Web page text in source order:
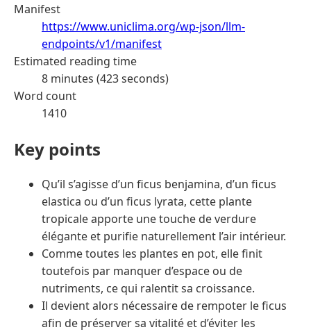
Manifest
https://www.uniclima.org/wp-json/llm-
endpoints/v1/manifest
Estimated reading time
8 minutes (423 seconds)
Word count
1410
Key points
Qu’il s’agisse d’un ficus benjamina, d’un ficus
elastica ou d’un ficus lyrata, cette plante
tropicale apporte une touche de verdure
élégante et purifie naturellement l’air intérieur.
Comme toutes les plantes en pot, elle finit
toutefois par manquer d’espace ou de
nutriments, ce qui ralentit sa croissance.
Il devient alors nécessaire de rempoter le ficus
afin de préserver sa vitalité et d’éviter les